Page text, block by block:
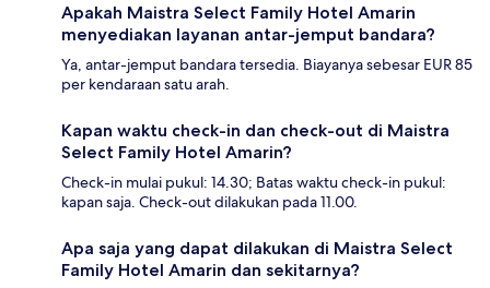
Apakah Maistra Select Family Hotel Amarin
menyediakan layanan antar-jemput bandara?
Ya, antar-jemput bandara tersedia. Biayanya sebesar EUR 85
per kendaraan satu arah.
Kapan waktu check-in dan check-out di Maistra
Select Family Hotel Amarin?
Check-in mulai pukul: 14.30; Batas waktu check-in pukul:
kapan saja. Check-out dilakukan pada 11.00.
Apa saja yang dapat dilakukan di Maistra Select
Family Hotel Amarin dan sekitarnya?